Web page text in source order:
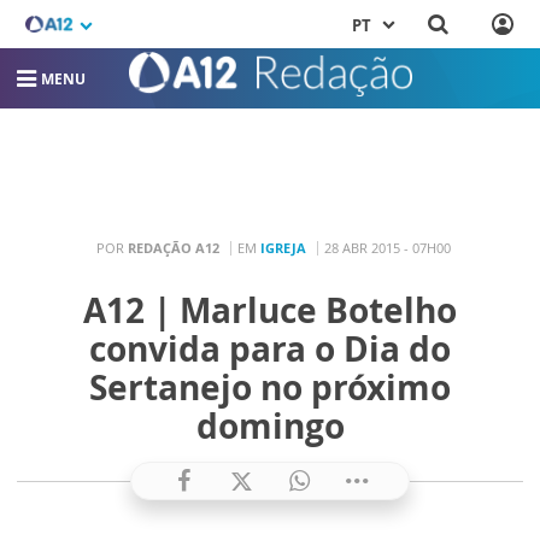
PT
MENU
POR REDAÇÃO A12 EM IGREJA 28 ABR 2015 - 07H00
A12 | Marluce Botelho
convida para o Dia do
Sertanejo no próximo
domingo